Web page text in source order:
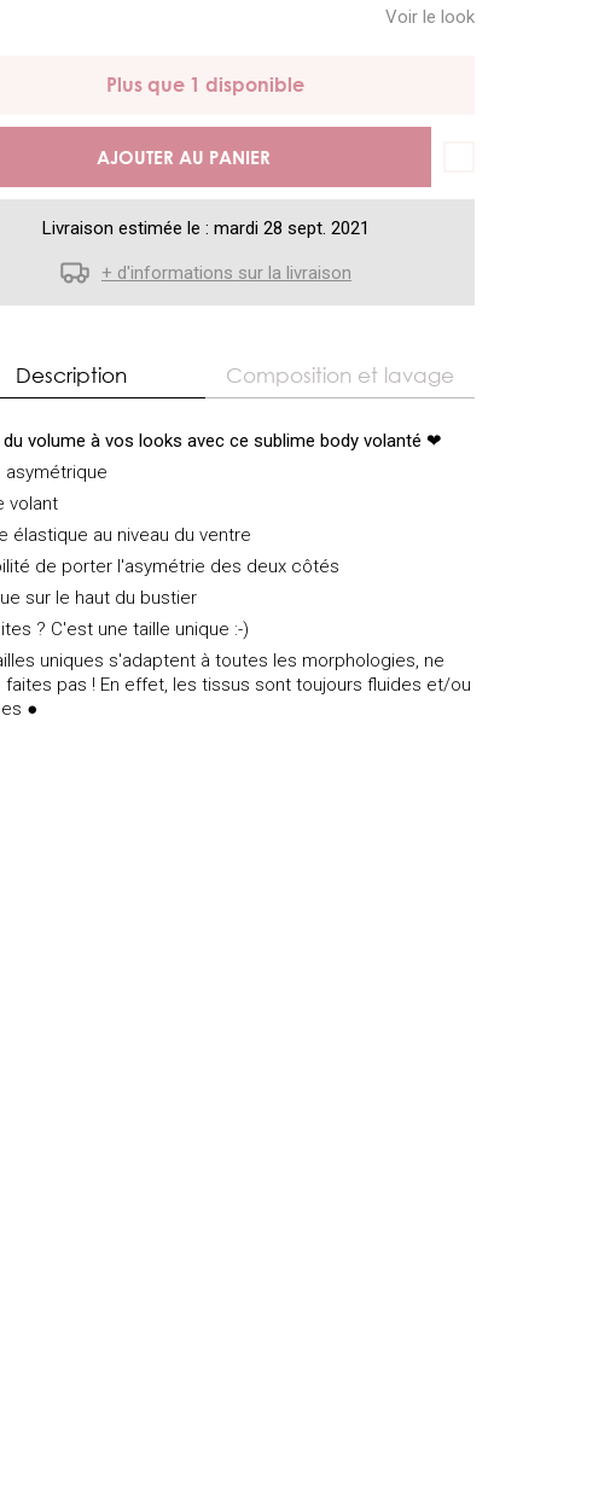
Voir le look
Plus que 1 disponible
AJOUTER AU PANIER
Livraison estimée le : mardi 28 sept. 2021
+ d'informations sur la livraison
Description Composition et lavage
volume à vos looks avec ce sublime body volanté ❤
asymétrique
volant
élastique au niveau du ventre
de porter l'asymétrie des deux côtés
sur le haut du bustier
? C'est une taille unique :-)
uniques s'adaptent à toutes les morphologies, ne
faites pas ! En effet, les tissus sont toujours fluides et/ou
●